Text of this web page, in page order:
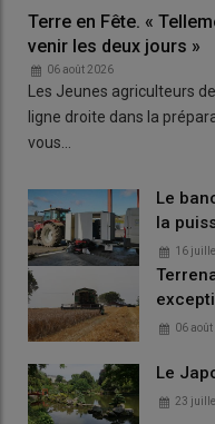
Terre en Fête. «
venir les deux jours »
06 août 2026
Les Jeunes agriculteurs
ligne droite dans la
vous…
Le
la
16
06
Le
23